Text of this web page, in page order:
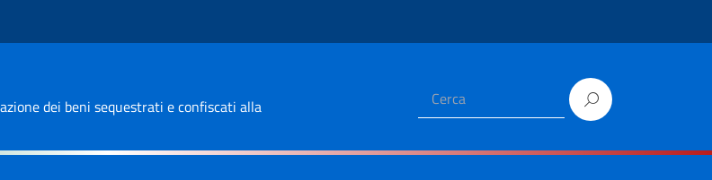
dei beni sequestrati e confiscati alla